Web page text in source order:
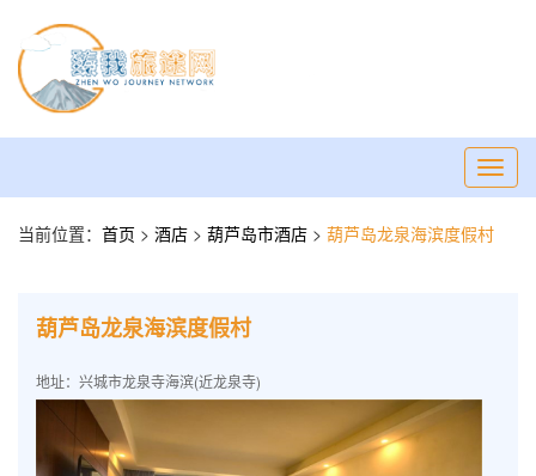
当前位置： 首页 > 酒店 > 葫芦岛市酒店 > 葫芦岛龙泉海滨度假村
葫芦岛龙泉海滨度假村
地址：兴城市龙泉寺海滨(近龙泉寺)